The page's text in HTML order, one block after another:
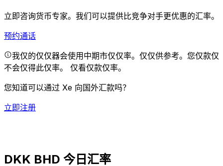
立即咨询货币专家。 我们可以提供比竞争对手更优惠的汇率。
预约通话
我仅的仅仅器会使用中期市仅仅率。仅仅供参考。您仅款仅
不会仅得此仅率。 仅看仅款仅率。
您知道可以通过 Xe 向国外汇款吗？
立即注册
DKK BHD 今日汇率